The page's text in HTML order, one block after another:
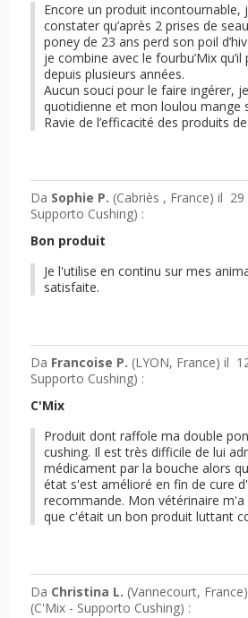
Encore un produit incontournable,
constater qu’après 2 prises de
poney de 23 ans perd son poil
je combine avec le fourbu’Mix
depuis plusieurs années.
Aucun souci pour le faire ingérer,
quotidienne et mon loulou mange
Ravie de l’efficacité des produits
Da Sophie P. (Cabriès , France) il
Supporto Cushing) :
Bon produit
Je l'utilise en continu sur mes
satisfaite.
Da Francoise P. (LYON, France) il
Supporto Cushing) :
C'Mix
Produit dont raffole ma double
cushing. Il est très difficile de lui
médicament par la bouche alors
état s'est amélioré en fin de cure
recommande. Mon vétérinaire
que c'était un bon produit luttant
Da Christina L. (Vannecourt,
(C'Mix - Supporto Cushing) :